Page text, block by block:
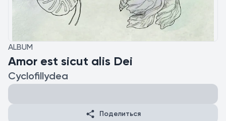
ALBUM
Amor est sicut alis Dei
Cyclofillydea
Поделиться